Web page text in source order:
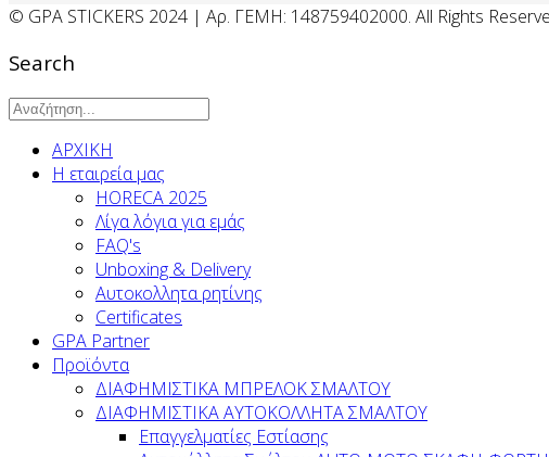
© GPA STICKERS 2024 | Αρ. ΓΕΜΗ: 148759402000. All Rights
Search
ΑΡΧΙΚΗ
Η εταιρεία μας
HORECA 2025
Λίγα λόγια για εμάς
FAQ's
Unboxing & Delivery
Αυτοκολλητα ρητίνης
Certificates
GPA Partner
Προϊόντα
ΔΙΑΦΗΜΙΣΤΙΚΑ ΜΠΡΕΛΟΚ ΣΜΑΛΤΟΥ
ΔΙΑΦΗΜΙΣΤΙΚΑ ΑΥΤΟΚΟΛΛΗΤΑ ΣΜΑΛΤΟΥ
Επαγγελματίες Εστίασης